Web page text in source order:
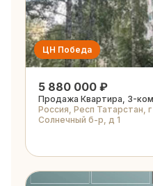
ЦН Победа
5 880 000 ₽
Продажа Квартира, 3-
Россия, Респ Татарстан,
Солнечный б-р, д 1